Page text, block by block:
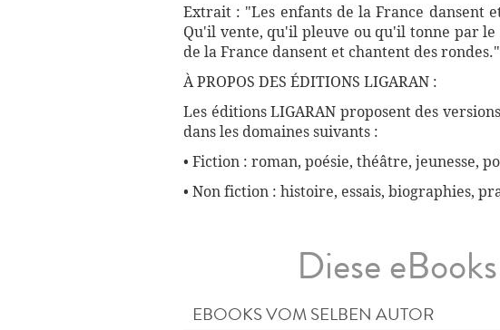
Extrait : "Les enfants de la France dansent
Qu'il vente, qu'il pleuve ou qu'il tonne par le
de la France dansent et chantent des rondes."
À PROPOS DES ÉDITIONS LIGARAN :
Les éditions LIGARAN proposent des
dans les domaines suivants :
• Fiction : roman, poésie, théâtre, jeunesse,
• Non fiction : histoire, essais, biographies,
Diese
EBOOKS VOM SELBEN AUTOR